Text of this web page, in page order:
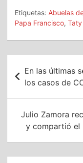
Etiquetas: Abuelas
Papa Francisco,
de
entradas
En las últimas
los casos de
Julio Zamora
y compartió el